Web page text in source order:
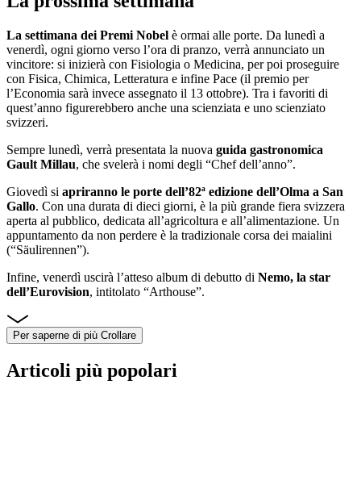
La settimana dei Premi Nobel è ormai alle porte. Da lunedì a
venerdì, ogni giorno verso l’ora di pranzo, verrà annunciato un
vincitore: si inizierà con Fisiologia o Medicina, per poi proseguire
con Fisica, Chimica, Letteratura e infine Pace (il premio per
l’Economia sarà invece assegnato il 13 ottobre). Tra i favoriti di
quest’anno figurerebbero anche una scienziata e uno scienziato
svizzeri.
Sempre lunedì, verrà presentata la nuova guida gastronomica
Gault Millau, che svelerà i nomi degli “Chef dell’anno”.
Giovedì si apriranno le porte dell’82ª edizione dell’Olma a San
Gallo. Con una durata di dieci giorni, è la più grande fiera svizzera
aperta al pubblico, dedicata all’agricoltura e all’alimentazione. Un
appuntamento da non perdere è la tradizionale corsa dei maialini
(“Säulirennen”).
Infine, venerdì uscirà l’atteso album di debutto di Nemo, la star
dell’Eurovision, intitolato “Arthouse”.
Per saperne di più Crollare
Articoli più popolari